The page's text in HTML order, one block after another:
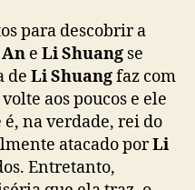
l
h
e
p
e
r
d
a
para descobrir a
e Li Shuang se
de Li Shuangfaz com
volte aos poucos e ele
na verdade, rei do
atacado porLi
Entretanto,